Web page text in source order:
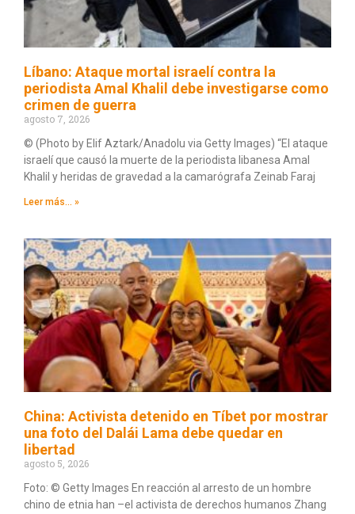
Líbano: Ataque mortal israelí contra la
periodista Amal Khalil debe investigarse como
crimen de guerra
agosto 7, 2026
© (Photo by Elif Aztark/Anadolu via Getty Images) “El ataque
israelí que causó la muerte de la periodista libanesa Amal
Khalil y heridas de gravedad a la camarógrafa Zeinab Faraj
Leer más... »
China: Activista detenido en Tíbet por mostrar
una foto del Dalái Lama debe quedar en
libertad
agosto 5, 2026
Foto: © Getty Images En reacción al arresto de un hombre
chino de etnia han –el activista de derechos humanos Zhang